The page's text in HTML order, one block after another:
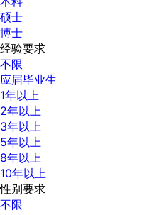
硕士
博士
经验要求
不限
应届毕业生
1年以上
2年以上
3年以上
5年以上
8年以上
10年以上
性别要求
不限